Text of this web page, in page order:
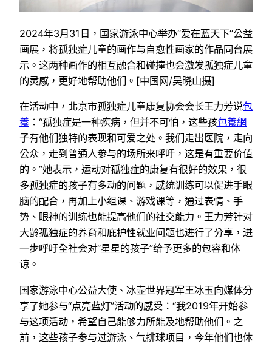
2024年3月31日，国家游泳中心举办“爱在蓝天下”公益
画展，将孤独症儿童的画作与自愈性画家的作品同台展
示。这两种画作的相互融合和碰撞也会激发孤独症儿童
的灵感，更好地帮助他们。[中国网/吴晓山摄]
在活动中，北京市孤独症儿童康复协会会长王力芳说包
養 ：“孤独症是一种疾病，但并不可怕，这些孩包養網
子有他们独特的表现和可爱之处。我们走出医院，走向
公众，走到普通人参与的场所来呼吁，这是有重要价值
的。”她表示，运动对孤独症的康复有很好的效果，很
多孤独症的孩子有多动的问题，感统训练可以促进手眼
脑的配合，再加上小组课、游戏课等，通过表情、手
势、眼神的训练也能提高他们的社交能力。王力芳针对
大龄孤独症的养育和庇护性就业问题也进行了分享，进
一步呼吁全社会对“星星的孩子”给予更多的包容和体
谅。
国家游泳中心公益大使、冰壶世界冠军王冰玉向媒体分
享了她参与“点亮蓝灯”活动的感受：“我2019年开始参
与这项活动，希望自己能够力所能及地帮助他们。之
前，这些孩子参与过游泳、气排球项目，今年他们也体